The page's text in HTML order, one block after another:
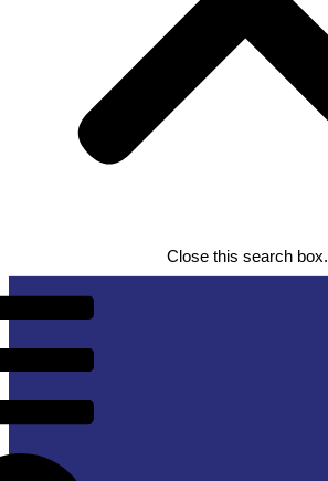
Close this search box.